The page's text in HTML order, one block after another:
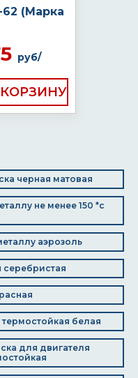
(Марка
руб/
черная матовая
не менее 150 *с
аэрозоль
серебристая
белая
для двигателя